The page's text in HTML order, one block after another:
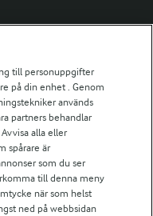
till personuppgifter
på din enhet . Genom
används
partners behandlar
alla eller
spårare är
som du ser
till denna meny
när som helst
ned på webbsidan